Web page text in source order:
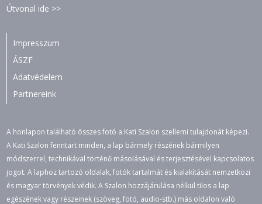
Útvonal ide >>
Impresszum
ÁSZF
Adatvédelem
Partnereink
A honlapon található összes fotó a Kati Szalon szellemi tulajdonát képezi.
A Kati Szalon fenntart minden, a lap bármely részének bármilyen
módszerrel, technikával történő másolásával és terjesztésével kapcsolatos
jogot. A laphoz tartozó oldalak, fotók tartalmát és kialakítását nemzetközi
és magyar törvények védik. A Szalon hozzájárulása nélkül tilos a lap
egészének vagy részeinek (szöveg, fotó, audio-stb.) más oldalon való